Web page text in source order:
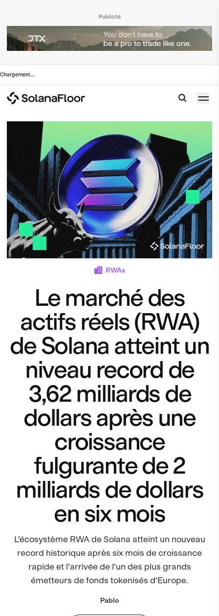
Publicité
Chargement...
RWAs
Le marché des
actifs réels (RWA)
de Solana atteint un
niveau record de
3,62 milliards de
dollars après une
croissance
fulgurante de 2
milliards de dollars
en six mois
L'écosystème RWA de Solana atteint un nouveau
record historique après six mois de croissance
rapide et l'arrivée de l'un des plus grands
émetteurs de fonds tokenisés d'Europe.
Pablo